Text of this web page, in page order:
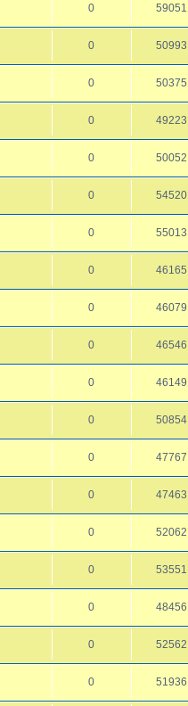
0 59051
0 50993
0 50375
0 49223
0 50052
0 54520
0 55013
0 46165
0 46079
0 46546
0 46149
0 50854
0 47767
0 47463
0 52062
0 53551
0 48456
0 52562
0 51936